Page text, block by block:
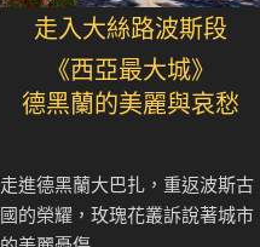
走入大絲路波斯段
《西亞最大城》
德黑蘭的美麗與哀愁
走進德黑蘭大巴扎，重返波斯古
國的榮耀，玫瑰花叢訴說著城市